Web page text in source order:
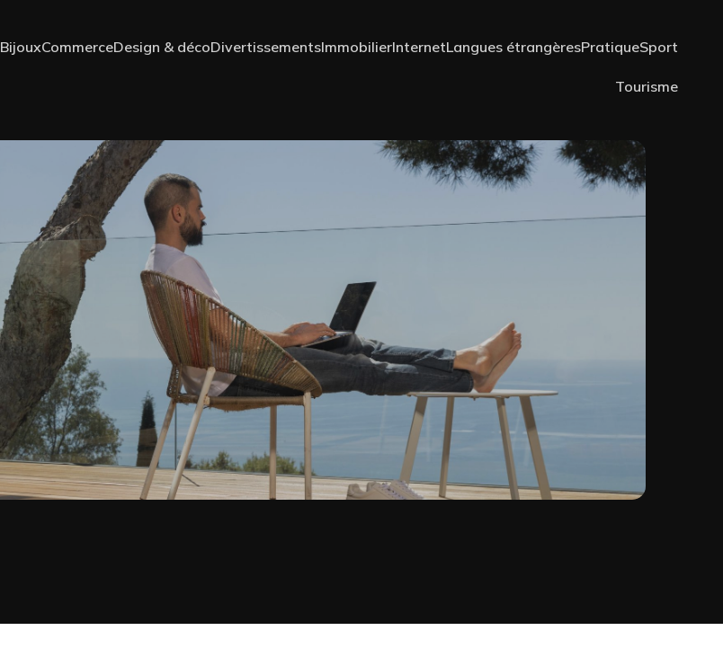
BijouxCommerceDesign & décoDivertissementsImmobilierInternetLangues étrangèresPratiqueSport
Tourisme